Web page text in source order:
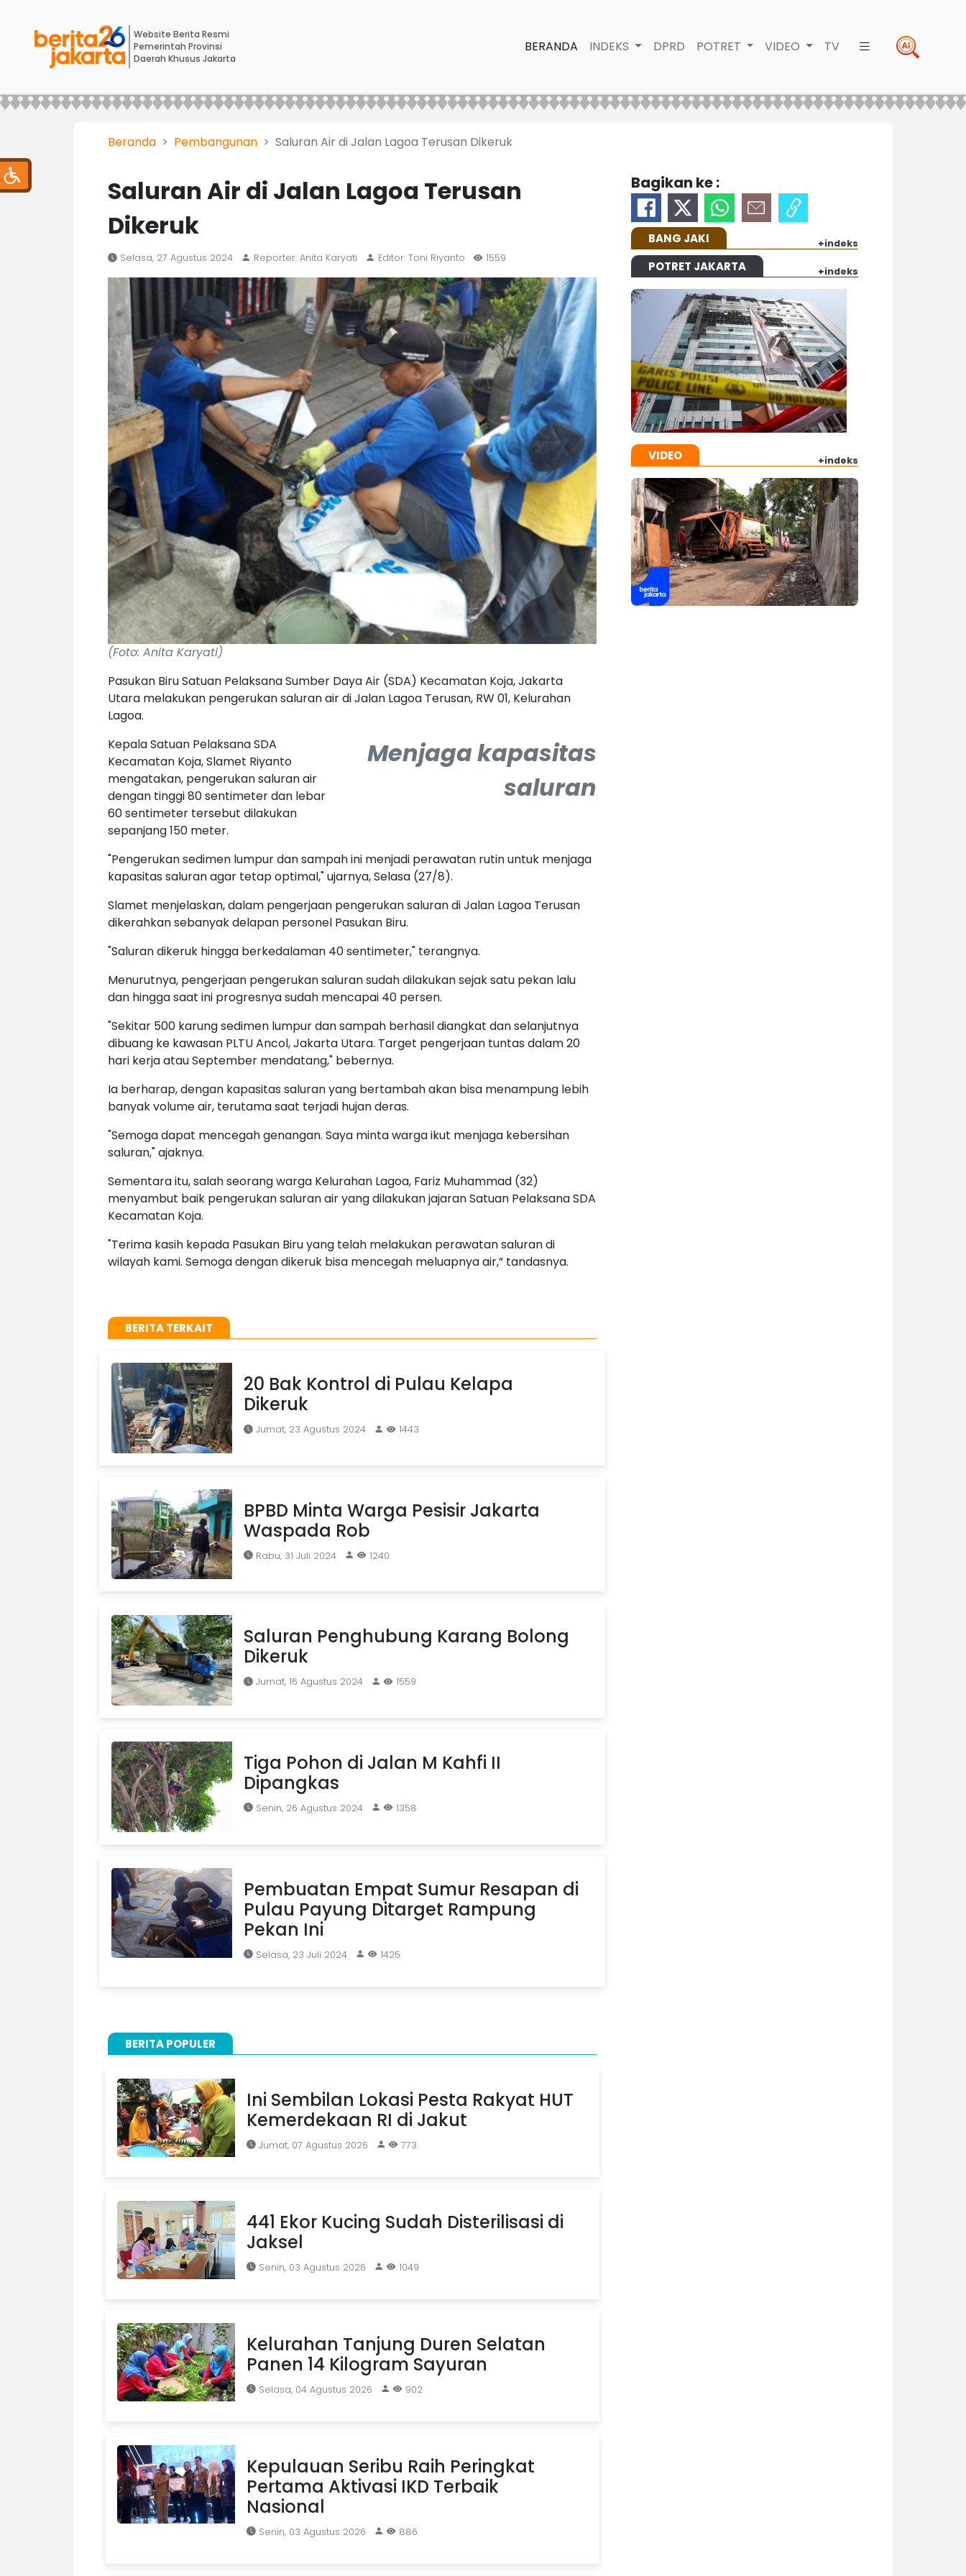
Website Berita Resmi
Pemerintah Provinsi
Daerah Khusus Jakarta
BERANDA INDEKS DPRD POTRET VIDEO TV
Beranda Pembangunan Saluran Air di Jalan Lagoa Terusan Dikeruk
Saluran Air di Jalan Lagoa Terusan
Dikeruk
Selasa, 27 Agustus 2024 Reporter: Anita Karyati Editor: Toni Riyanto 1559
(Foto: Anita Karyati)
Pasukan Biru Satuan Pelaksana Sumber Daya Air (SDA) Kecamatan Koja, Jakarta
Utara melakukan pengerukan saluran air di Jalan Lagoa Terusan, RW 01, Kelurahan
Lagoa.
Menjaga kapasitas
saluran
Kepala Satuan Pelaksana SDA
Kecamatan Koja, Slamet Riyanto
mengatakan, pengerukan saluran air
dengan tinggi 80 sentimeter dan lebar
60 sentimeter tersebut dilakukan
sepanjang 150 meter.
"Pengerukan sedimen lumpur dan sampah ini menjadi perawatan rutin untuk menjaga
kapasitas saluranagar tetap optimal," ujarnya, Selasa (27/8).
Slamet menjelaskan, dalam pengerjaan pengerukan saluran di Jalan Lagoa Terusan
dikerahkan sebanyak delapan personel Pasukan Biru.
"Saluran dikeruk hingga berkedalaman 40 sentimeter," terangnya.
Menurutnya, pengerjaan pengerukan saluran sudah dilakukan sejak satu pekan lalu
dan hingga saat ini progresnya sudah mencapai 40 persen.
"Sekitar 500 karung sedimen lumpur dan sampah berhasil diangkat dan selanjutnya
dibuang ke kawasan PLTU Ancol, Jakarta Utara. Target pengerjaan tuntas dalam 20
hari kerja atau September mendatang," bebernya.
Ia berharap, dengan kapasitas saluran yang bertambah akan bisa menampung lebih
banyak volume air, terutama saat terjadi hujan deras.
"Semoga dapat mencegah genangan. Saya minta warga ikut menjaga kebersihan
saluran," ajaknya.
Sementara itu, salah seorang warga Kelurahan Lagoa, Fariz Muhammad (32)
menyambut baik pengerukan saluran air yang dilakukan jajaran Satuan Pelaksana SDA
Kecamatan Koja.
"Terima kasih kepada Pasukan Biru yang telah melakukan perawatan saluran di
wilayah kami. Semoga dengan dikeruk bisa mencegah meluapnya air,” tandasnya.
BERITA TERKAIT
20 Bak Kontrol di Pulau Kelapa
Dikeruk
Jumat, 23 Agustus 2024 1443
BPBD Minta Warga Pesisir Jakarta
Waspada Rob
Rabu, 31 Juli 2024 1240
Saluran Penghubung Karang Bolong
Dikeruk
Jumat, 16 Agustus 2024 1559
Tiga Pohon di Jalan M Kahfi II
Dipangkas
Senin, 26 Agustus 2024 1358
Pembuatan Empat Sumur Resapan di
Pulau Payung Ditarget Rampung
Pekan Ini
Selasa, 23 Juli 2024 1425
BERITA POPULER
Ini Sembilan Lokasi Pesta Rakyat HUT
Kemerdekaan RI di Jakut
Jumat, 07 Agustus 2026 773
441 Ekor Kucing Sudah Disterilisasi di
Jaksel
Senin, 03 Agustus 2026 1049
Kelurahan Tanjung Duren Selatan
Panen 14 Kilogram Sayuran
Selasa, 04 Agustus 2026 902
Kepulauan Seribu Raih Peringkat
Pertama Aktivasi IKD Terbaik
Nasional
Senin, 03 Agustus 2026 886
Bagikan ke :
BANG JAKI +indeks
POTRET JAKARTA +indeks
VIDEO +indeks